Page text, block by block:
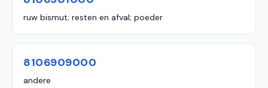
ruw bismut; resten en afval; poeder
8106909000
andere